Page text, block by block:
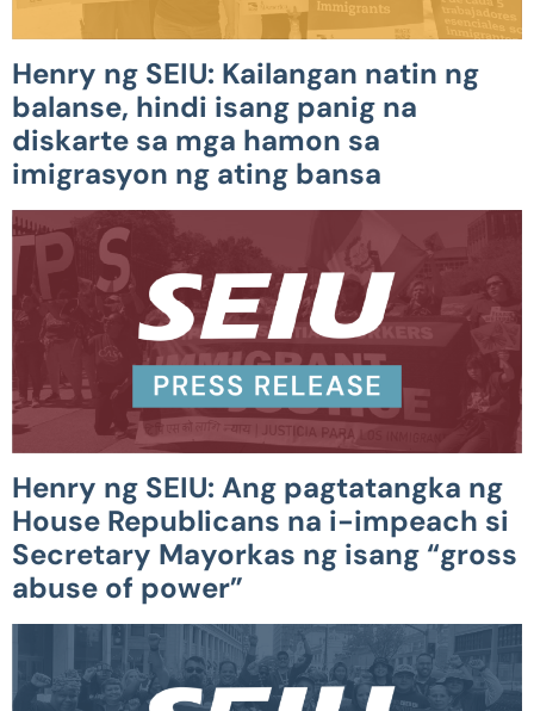
Henry ng SEIU: Kailangan natin ng
balanse, hindi isang panig na
diskarte sa mga hamon sa
imigrasyon ng ating bansa
Henry ng SEIU: Ang pagtatangka ng
House Republicans na i-impeach si
Secretary Mayorkas ng isang “gross
abuse of power”